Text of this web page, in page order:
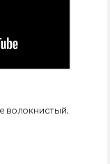
волокнистый;